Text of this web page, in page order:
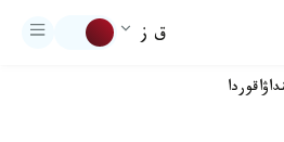
ق ز
اقوردا